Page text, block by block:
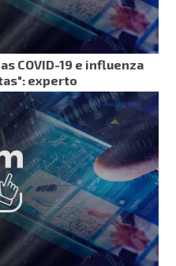
COVID-19 e influenza
experto